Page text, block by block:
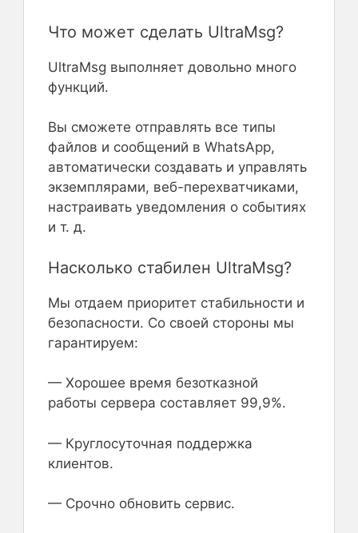
Что может сделать UltraMsg?
UltraMsg выполняет довольно много
функций.
Вы сможете отправлять все типы
файлов и сообщений в WhatsApp,
автоматически создавать и управлять
экземплярами, веб-перехватчиками,
настраивать уведомления о событиях
и т. д.
Насколько стабилен UltraMsg?
Мы отдаем приоритет стабильности и
безопасности. Со своей стороны мы
гарантируем:
— Хорошее время безотказной
работы сервера составляет 99,9%.
— Круглосуточная поддержка
клиентов.
— Срочно обновить сервис.